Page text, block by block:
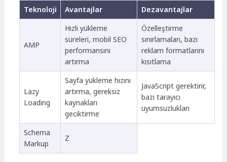
Teknoloji Avantajlar Dezavantajlar
AMP
Hızlı yükleme
süreleri, mobil SEO
performansını
artırma
Özelleştirme
sınırlamaları, bazı
reklam formatlarını
kısıtlama
Lazy
Loading
Sayfa yükleme hızını
artırma, gereksiz
kaynakları
geciktirme
JavaScript gerektirir,
bazı tarayıcı
uyumsuzlukları
Schema
Markup
Z